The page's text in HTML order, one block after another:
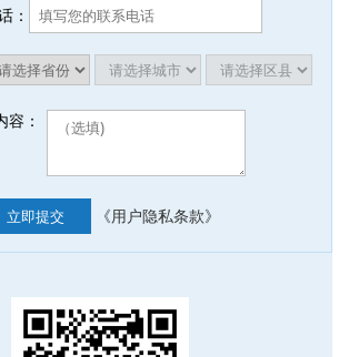
：
容：
立即提交 《用户隐私条款》